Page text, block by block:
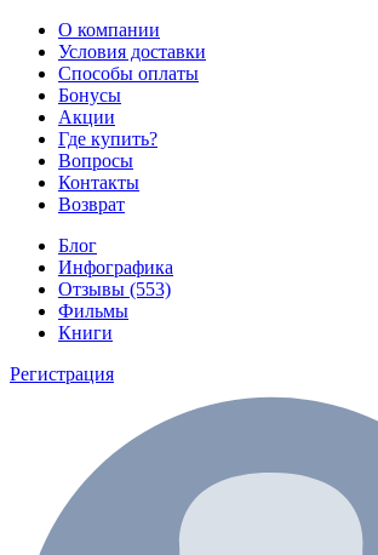
О компании
Условия доставки
Способы оплаты
Бонусы
Акции
Где купить?
Вопросы
Контакты
Возврат
Блог
Инфографика
Отзывы (553)
Фильмы
Книги
Регистрация